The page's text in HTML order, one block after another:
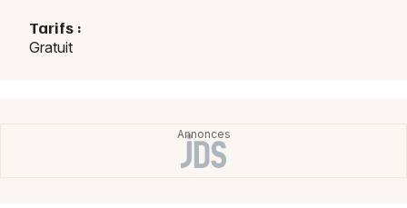
Choisir mes départements
Tarifs :
Gratuit